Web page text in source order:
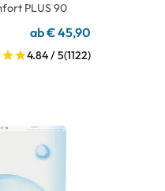
PLUS 90
ab € 45,90
4.84 / 5(1122)